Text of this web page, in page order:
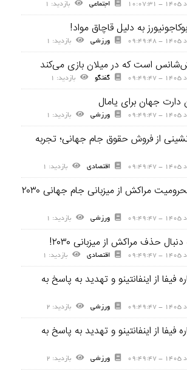
اجتماعی بازديد: ۱
به‌ دلیل قاچاق مواد!
ورزشی بازديد: ۱
است که در میلان بازی می‌کند
گفتگو بازديد: ۱
جهان برای یامال
ورزشی بازديد: ۱
از فروش حقوق جام جهانی؛ تجربه
اقتصادی بازديد: ۱
پرتغال خواستار محرومیت مراکش از میزبانی جام جهانی ۲۰۳۰
ورزشی بازديد: ۱
حذف مراکش از میزبانی ۲۰۳۰!
اقتصادی بازديد: ۱
فیفا از اینفانتینو و تهدید به پاسخ به
ورزشی بازديد: ۲
فیفا از اینفانتینو و تهدید به پاسخ به
ورزشی بازديد: ۲